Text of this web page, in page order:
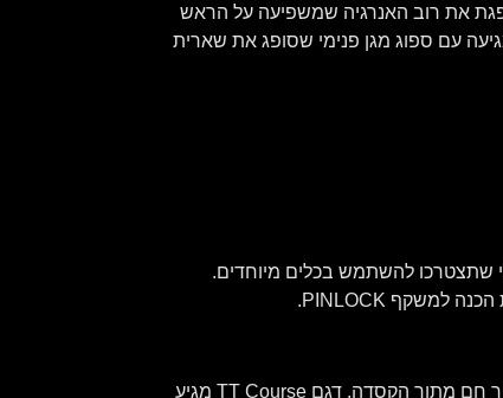
את רוב האנרגיה שמשפיעה על הראש
עם ספוג מגן פנימי שסופג את שארית
שתצטרכו להשתמש בכלים מיוחדים.
השילוב בין תעלות האוויר בחיפוי הקלקר הפנימי וכניסות האוורור מבטיח זרימת אוויר אופטימלית וסילוק יעיל ומהיר של אוויר חם מתוך הקסדה. דגם TT Course מגיע